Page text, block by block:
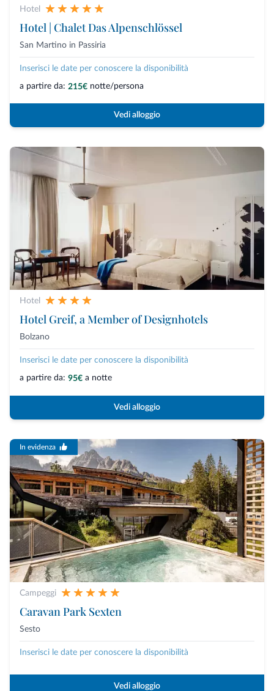
Hotel
Hotel | Chalet Das Alpenschlössel
San Martino in Passiria
Inserisci le date per conoscere la disponibilità
a partire da: 215€ notte/persona
Vedi alloggio
Hotel
Hotel Greif, a Member of Designhotels
Bolzano
Inserisci le date per conoscere la disponibilità
a partire da: 95€ a notte
Vedi alloggio
In evidenza
Campeggi
Caravan Park Sexten
Sesto
Inserisci le date per conoscere la disponibilità
Vedi alloggio